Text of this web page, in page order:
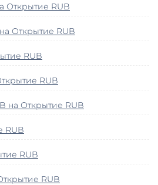
Открытие RUB
Открытие RUB
RUB
RUB
на Открытие RUB
RUB
RUB
RUB